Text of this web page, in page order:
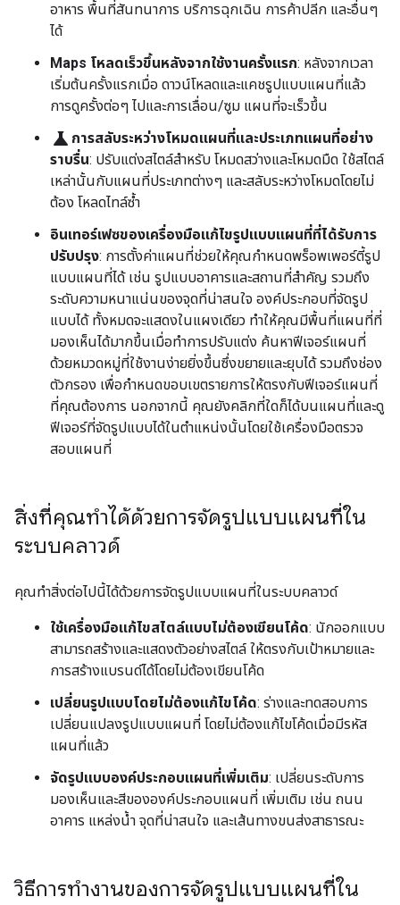
อาหาร พื้นที่สันทนาการ บริการฉุกเฉิน การค้าปลีก และอื่นๆ
ได้
Maps โหลดเร็วขึ้นหลังจากใช้งานครั้งแรก: หลังจากเวลา
เริ่มต้นครั้งแรกเมื่อ ดาวน์โหลดและแคชรูปแบบแผนที่แล้ว
การดูครั้งต่อๆ ไปและการเลื่อน/ซูม แผนที่จะเร็วขึ้น
science การสลับระหว่างโหมดแผนที่และประเภทแผนที่อย่าง
ราบรื่น: ปรับแต่งสไตล์สำหรับ โหมดสว่างและโหมดมืด ใช้สไตล์
เหล่านั้นกับแผนที่ประเภทต่างๆ และสลับระหว่างโหมดโดยไม่
ต้อง โหลดไทล์ซ้ำ
อินเทอร์เฟซของเครื่องมือแก้ไขรูปแบบแผนที่ที่ได้รับการ
ปรับปรุง: การตั้งค่าแผนที่ช่วยให้คุณกำหนดพร็อพเพอร์ตี้รูป
แบบแผนที่ได้ เช่น รูปแบบอาคารและสถานที่สำคัญ รวมถึง
ระดับความหนาแน่นของจุดที่น่าสนใจ องค์ประกอบที่จัดรูป
แบบได้ ทั้งหมดจะแสดงในแผงเดียว ทำให้คุณมีพื้นที่แผนที่ที่
มองเห็นได้มากขึ้นเมื่อทำการปรับแต่ง ค้นหาฟีเจอร์แผนที่
ด้วยหมวดหมู่ที่ใช้งานง่ายยิ่งขึ้นซึ่งขยายและยุบได้ รวมถึงช่อง
ตัวกรอง เพื่อกำหนดขอบเขตรายการให้ตรงกับฟีเจอร์แผนที่
ที่คุณต้องการ นอกจากนี้ คุณยังคลิกที่ใดก็ได้บนแผนที่และดู
ฟีเจอร์ที่จัดรูปแบบได้ในตำแหน่งนั้นโดยใช้เครื่องมือตรวจ
สอบแผนที่
สิ่งที่คุณทำได้ด้วยการจัดรูปแบบแผนที่ใน
ระบบคลาวด์
คุณทำสิ่งต่อไปนี้ได้ด้วยการจัดรูปแบบแผนที่ในระบบคลาวด์
ใช้เครื่องมือแก้ไขสไตล์แบบไม่ต้องเขียนโค้ด: นักออกแบบ
สามารถสร้างและแสดงตัวอย่างสไตล์ ให้ตรงกับเป้าหมายและ
การสร้างแบรนด์ได้โดยไม่ต้องเขียนโค้ด
เปลี่ยนรูปแบบโดยไม่ต้องแก้ไขโค้ด: ร่างและทดสอบการ
เปลี่ยนแปลงรูปแบบแผนที่ โดยไม่ต้องแก้ไขโค้ดเมื่อมีรหัส
แผนที่แล้ว
จัดรูปแบบองค์ประกอบแผนที่เพิ่มเติม: เปลี่ยนระดับการ
มองเห็นและสีขององค์ประกอบแผนที่ เพิ่มเติม เช่น ถนน
อาคาร แหล่งน้ำ จุดที่น่าสนใจ และเส้นทางขนส่งสาธารณะ
วิธีการทำงานของการจัดรูปแบบแผนที่ใน